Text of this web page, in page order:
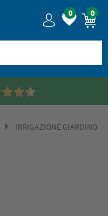
0 0
IRRIGAZIONE GIARDINO